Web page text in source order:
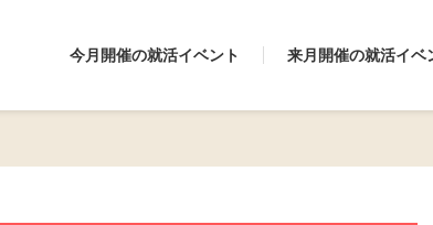
今月開催の就活イベント 来月開催の就活イベ